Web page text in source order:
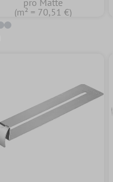
pro Matte
(m² = 70,51 €)